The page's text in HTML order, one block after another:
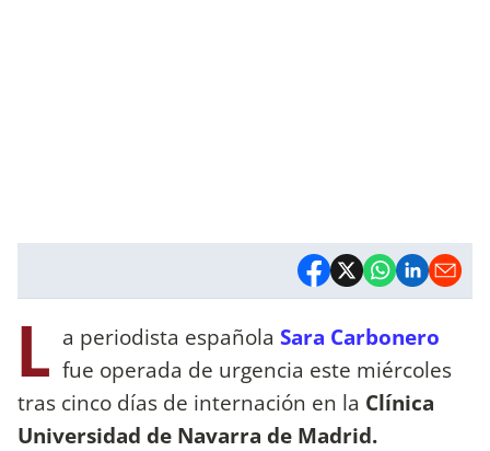
L a periodista española Sara Carbonero
fue operada de urgencia este miércoles
tras cinco días de internación en la Clínica
Universidad de Navarra de Madrid.